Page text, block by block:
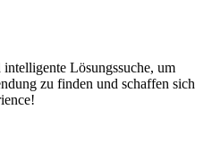
Lösungssuche, um
zu finden und schaffen sich